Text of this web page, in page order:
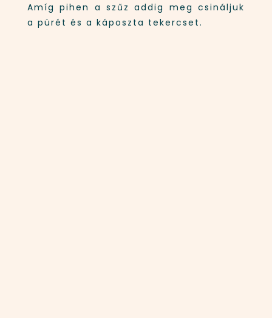
Amíg pihen a szűz addig meg csináljuk
a pürét és a káposzta tekercset.